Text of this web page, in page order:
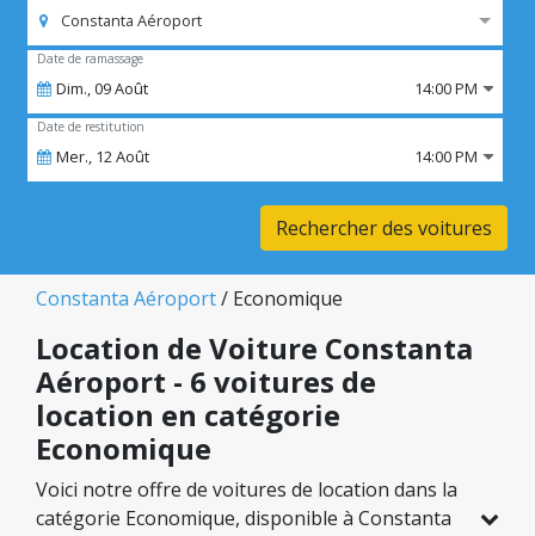
Constanta Aéroport
Date de ramassage
Dim.,09Août 14:00 PM
Date de restitution
Mer., 12Août 14:00 PM
Rechercher des voitures
Constanta Aéroport/ Economique
Location de Voiture Constanta
Aéroport - 6 voitures de
location en catégorie
Economique
Voici notre offre de voitures de location dans la
catégorie Economique, disponible à Constanta